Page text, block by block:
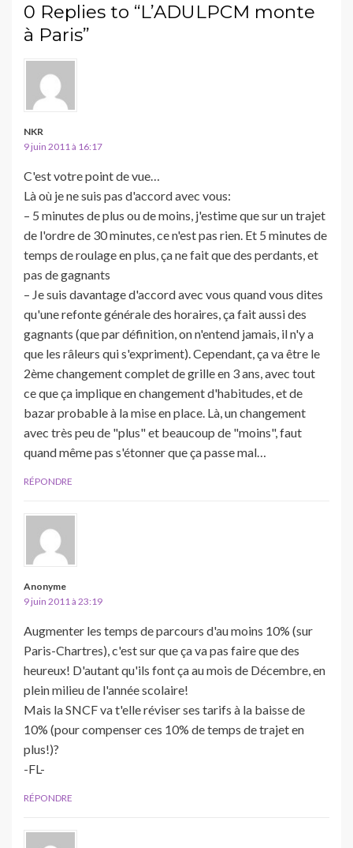
0 Replies to “L’ADULPCM monte
à Paris”
NKR
9 juin 2011 à 16:17
C'est votre point de vue…
Là où je ne suis pas d'accord avec vous:
– 5 minutes de plus ou de moins, j'estime que sur un trajet
de l'ordre de 30 minutes, ce n'est pas rien. Et 5 minutes de
temps de roulage en plus, ça ne fait que des perdants, et
pas de gagnants
– Je suis davantage d'accord avec vous quand vous dites
qu'une refonte générale des horaires, ça fait aussi des
gagnants (que par définition, on n'entend jamais, il n'y a
que les râleurs qui s'expriment). Cependant, ça va être le
2ème changement complet de grille en 3 ans, avec tout
ce que ça implique en changement d'habitudes, et de
bazar probable à la mise en place. Là, un changement
avec très peu de "plus" et beaucoup de "moins", faut
quand même pas s'étonner que ça passe mal…
RÉPONDRE
Anonyme
9 juin 2011 à 23:19
Augmenter les temps de parcours d'au moins 10% (sur
Paris-Chartres), c'est sur que ça va pas faire que des
heureux! D'autant qu'ils font ça au mois de Décembre, en
plein milieu de l'année scolaire!
Mais la SNCF va t'elle réviser ses tarifs à la baisse de
10% (pour compenser ces 10% de temps de trajet en
plus!)?
-FL-
RÉPONDRE